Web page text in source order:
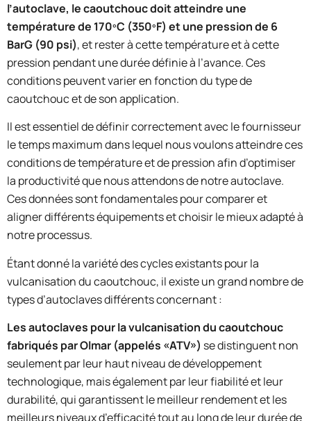
l’autoclave, le caoutchouc doit atteindre une
température de 170ºC (350ºF) et une pression de 6
BarG (90 psi), et rester à cette température et à cette
pression pendant une durée définie à l’avance. Ces
conditions peuvent varier en fonction du type de
caoutchouc et de son application.
Il est essentiel de définir correctement avec le fournisseur
le temps maximum dans lequel nous voulons atteindre ces
conditions de température et de pression afin d’optimiser
la productivité que nous attendons de notre autoclave.
Ces données sont fondamentales pour comparer et
aligner différents équipements et choisir le mieux adapté à
notre processus.
Étant donné la variété des cycles existants pour la
vulcanisation du caoutchouc, il existe un grand nombre de
types d’autoclaves différents concernant :
Les autoclaves pour la vulcanisation du caoutchouc
fabriqués par Olmar (appelés «ATV») se distinguent non
seulement par leur haut niveau de développement
technologique, mais également par leur fiabilité et leur
durabilité, qui garantissent le meilleur rendement et les
meilleurs niveaux d’efficacité tout au long de leur durée de